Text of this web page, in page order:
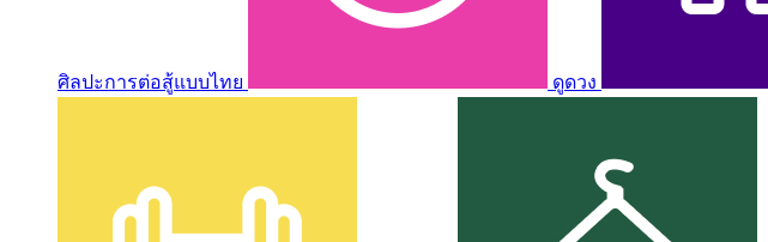
ศิลปะการต่อสู้แบบไทย ดูดวง